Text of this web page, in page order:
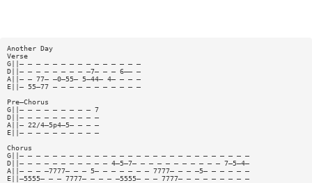
Another Day
Verse
G||— — — — — — — — — — — — — — —
D||— — — — — — — — —7— — — 6—— —
A||— — 77— —0—55— 5—44— 4— — — —
E||— 55—77 — — — — — — — — — — —
Pre—Chorus
G||— — — — — — — — — 7
D||— — — — — — — — — —
A||— 22/4—5p4—5— — — —
E||— — — — — — — — — —
Chorus
G||— — — — — — — — — — — — — — — — — — — — — — — — — — — —
D||— — — — — — — — — — — 4—5—7— — — — — — — — — — — 7—5—4—
A||— — — —7777— — — 5— — — — — — — 7777— — — —5— — — — — —
E||—5555— — — 7777— — — — —5555— — — 7777— — — — — — — — —